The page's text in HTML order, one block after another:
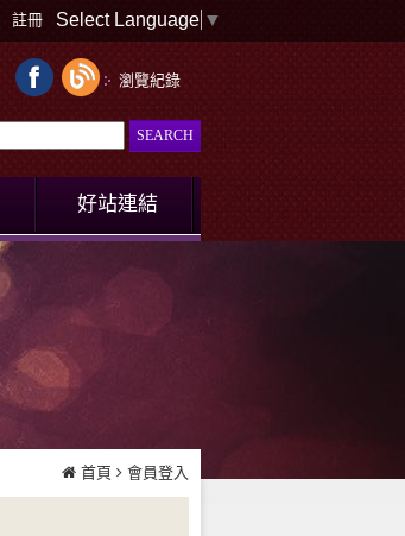
Select Language ▼
註冊
瀏覽紀錄
好站連結
首頁 會員登入